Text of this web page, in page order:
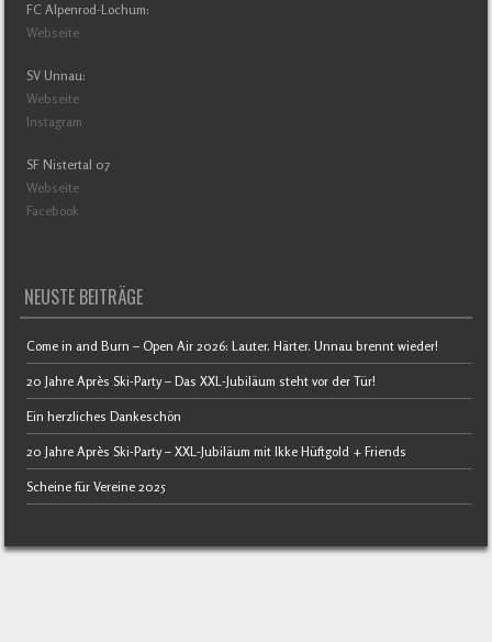
FC Alpenrod-Lochum:
Webseite
SV Unnau:
Webseite
Instagram
SF Nistertal 07
Webseite
Facebook
NEUSTE BEITRÄGE
Come in and Burn – Open Air 2026: Lauter. Härter. Unnau brennt wieder!
20 Jahre Après Ski-Party – Das XXL-Jubiläum steht vor der Tür!
Ein herzliches Dankeschön
20 Jahre Après Ski-Party – XXL-Jubiläum mit Ikke Hüftgold + Friends
Scheine für Vereine 2025